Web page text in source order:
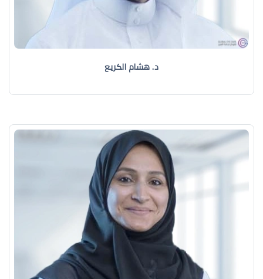
د. هشام الكريع